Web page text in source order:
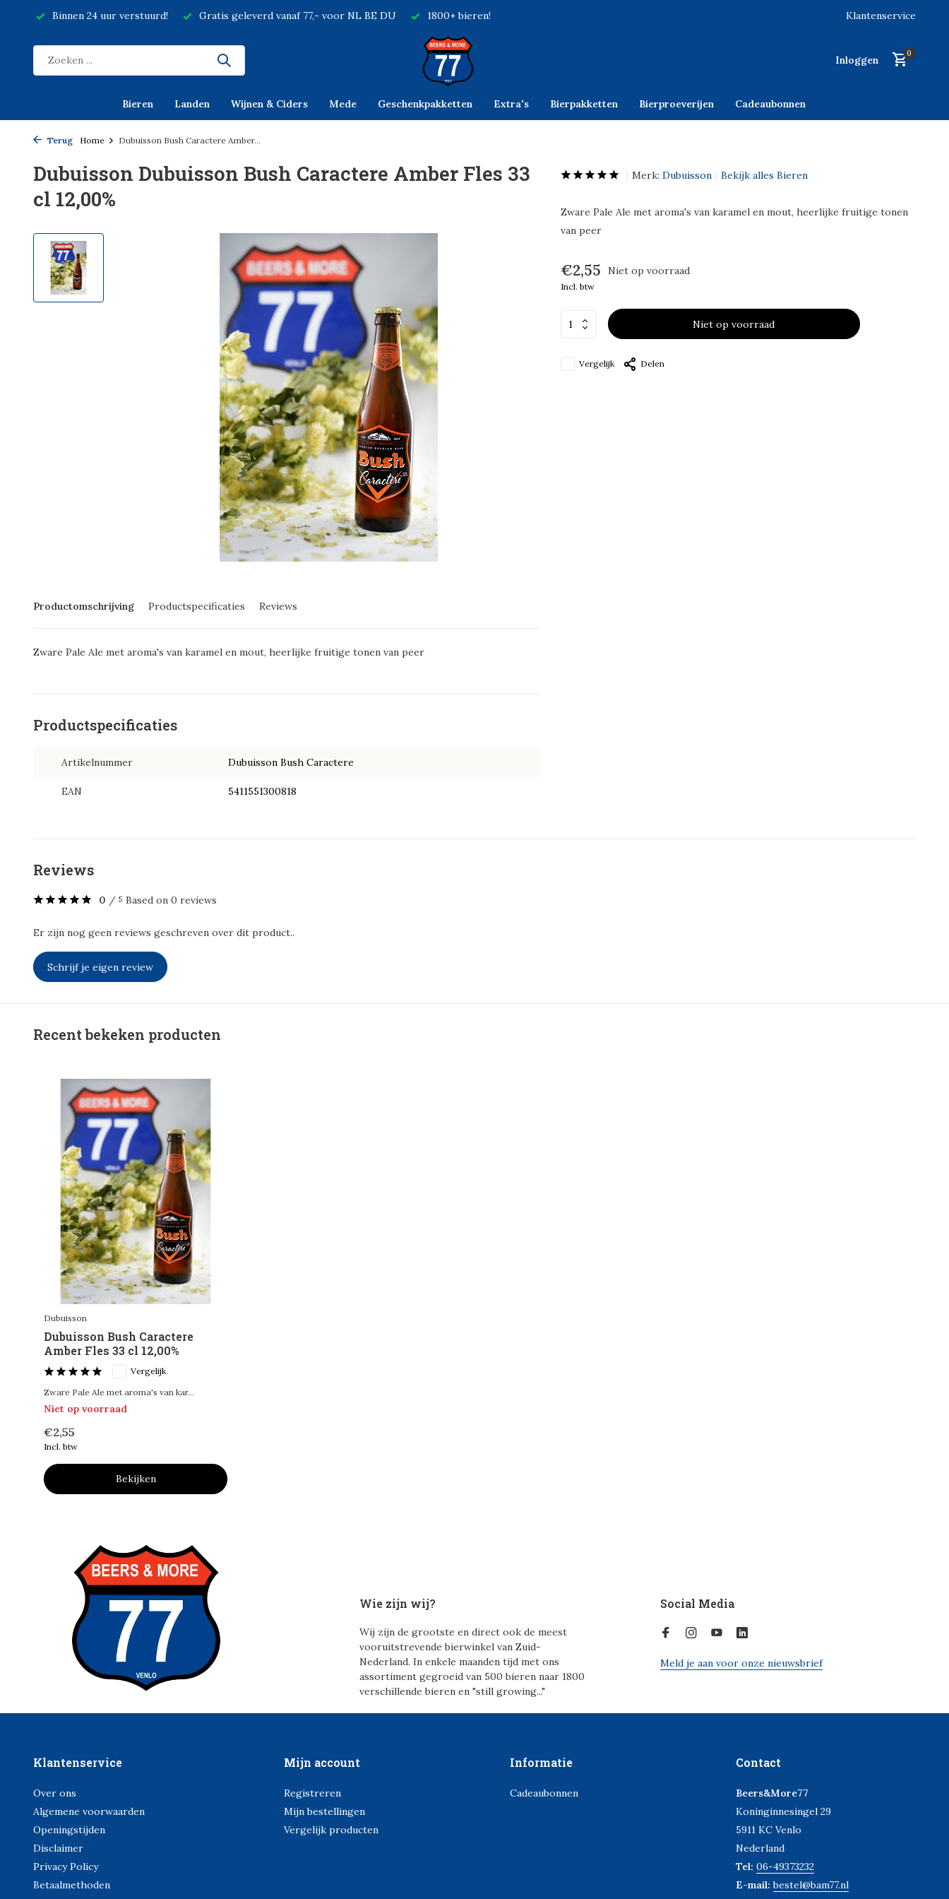
Binnen 24 uur verstuurd! Gratis geleverd vanaf 77,- voor NL BE DU 1800+ bieren! Klantenservice
Inloggen
0
Bieren Landen Wijnen & Ciders Mede Geschenkpakketten Extra's Bierpakketten Bierproeverijen Cadeaubonnen
Terug Home Dubuisson Bush Caractere Amber...
Dubuisson Dubuisson Bush Caractere Amber Fles 33
cl 12,00%
Productomschrijving Productspecificaties Reviews
Zware Pale Ale met aroma's van karamel en mout, heerlijke fruitige tonen van peer
Productspecificaties
Artikelnummer Dubuisson Bush Caractere
EAN 5411551300818
Merk: Dubuisson Bekijk alles Bieren
Zware Pale Ale met aroma's van karamel en mout, heerlijke fruitige tonen
van peer
€2,55 Niet op voorraad
Incl. btw
Niet op voorraad
Vergelijk Delen
Reviews
0 / 5 Based on 0 reviews
Er zijn nog geen reviews geschreven over dit product..
Schrijf je eigen review
Recent bekeken producten
Dubuisson
Dubuisson Bush Caractere
Amber Fles 33 cl 12,00%
Vergelijk
Zware Pale Ale met aroma's van kar...
Niet op voorraad
€2,55
Incl. btw
Bekijken
Wie zijn wij?
Wij zijn de grootste en direct ook de meest
vooruitstrevende bierwinkel van Zuid-
Nederland. In enkele maanden tijd met ons
assortiment gegroeid van 500 bieren naar 1800
verschillende bieren en "still growing..."
Social Media
Meld je aan voor onze nieuwsbrief
Klantenservice
Over ons
Algemene voorwaarden
Openingstijden
Disclaimer
Privacy Policy
Betaalmethoden
Mijn account
Registreren
Mijn bestellingen
Vergelijk producten
Informatie
Cadeaubonnen
Contact
Beers&More77
Koninginnesingel 29
5911 KC Venlo
Nederland
Tel: 06-49373232
E-mail:bestel@bam77.nl